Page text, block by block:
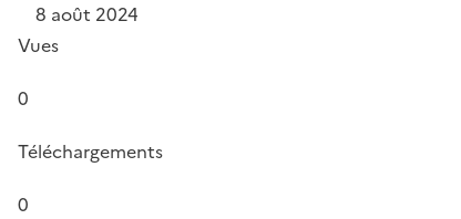
8 août 2024
Vues
0
Téléchargements
0